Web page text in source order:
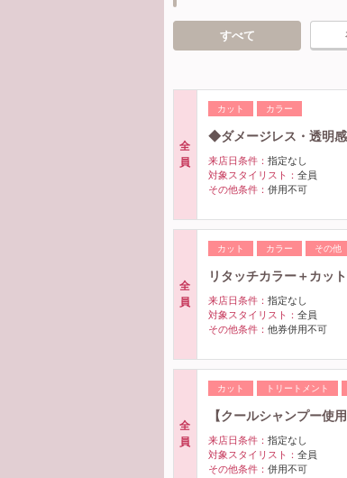
すべて
全
員
カット カラー
◆ダメージレス・透明
来店日条件： 指定なし
対象スタイリスト： 全員
その他条件： 併用不可
全
員
カット カラー その他
リタッチカラー＋カッ
来店日条件： 指定なし
対象スタイリスト： 全員
その他条件： 他券併用不可
全
員
カット トリートメント
【クールシャンプー使
来店日条件： 指定なし
対象スタイリスト： 全員
その他条件： 併用不可